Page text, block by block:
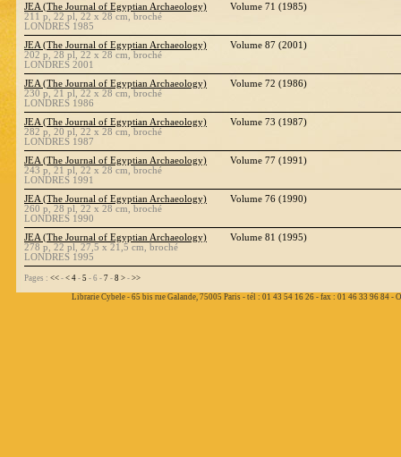
JEA (The Journal of Egyptian Archaeology)
211 p, 22 pl, 22 x 28 cm, broché
LONDRES 1985
Volume 71 (1985)
JEA (The Journal of Egyptian Archaeology)
202 p, 28 pl, 22 x 28 cm, broché
LONDRES 2001
Volume 87 (2001)
JEA (The Journal of Egyptian Archaeology)
230 p, 21 pl, 22 x 28 cm, broché
LONDRES 1986
Volume 72 (1986)
JEA (The Journal of Egyptian Archaeology)
282 p, 20 pl, 22 x 28 cm, broché
LONDRES 1987
Volume 73 (1987)
JEA (The Journal of Egyptian Archaeology)
243 p, 21 pl, 22 x 28 cm, broché
LONDRES 1991
Volume 77 (1991)
JEA (The Journal of Egyptian Archaeology)
260 p, 28 pl, 22 x 28 cm, broché
LONDRES 1990
Volume 76 (1990)
JEA (The Journal of Egyptian Archaeology)
278 p, 22 pl, 27,5 x 21,5 cm, broché
LONDRES 1995
Volume 81 (1995)
Pages : << - < 4 - 5 - 6 - 7 - 8 > - >>
Librarie Cybele - 65 bis rue Galande, 75005 Paris - tél : 01 43 54 16 26 - fax : 01 46 33 96 84